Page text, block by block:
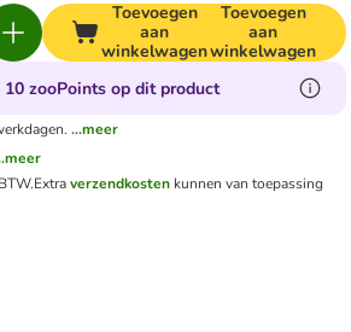
Toevoegen
aan
winkelwagen
Toevoegen
aan
winkelwagen
10 zooPoints op dit product
...meer
Extraverzendkosten kunnen van toepassing